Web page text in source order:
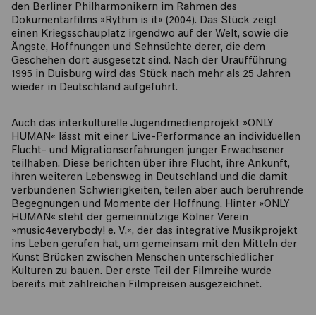
den Berliner Philharmonikern im Rahmen des
Dokumentarfilms »Rythm is it« (2004). Das Stück zeigt
einen Kriegsschauplatz irgendwo auf der Welt, sowie die
Ängste, Hoffnungen und Sehnsüchte derer, die dem
Geschehen dort ausgesetzt sind. Nach der Uraufführung
1995 in Duisburg wird das Stück nach mehr als 25 Jahren
wieder in Deutschland aufgeführt.
Auch das interkulturelle Jugendmedienprojekt »ONLY
HUMAN« lässt mit einer Live-Performance an individuellen
Flucht- und Migrationserfahrungen junger Erwachsener
teilhaben. Diese berichten über ihre Flucht, ihre Ankunft,
ihren weiteren Lebensweg in Deutschland und die damit
verbundenen Schwierigkeiten, teilen aber auch berührende
Begegnungen und Momente der Hoffnung. Hinter »ONLY
HUMAN« steht der gemeinnützige Kölner Verein
»music4everybody! e. V.«, der das integrative Musikprojekt
ins Leben gerufen hat, um gemeinsam mit den Mitteln der
Kunst Brücken zwischen Menschen unterschiedlicher
Kulturen zu bauen. Der erste Teil der Filmreihe wurde
bereits mit zahlreichen Filmpreisen ausgezeichnet.